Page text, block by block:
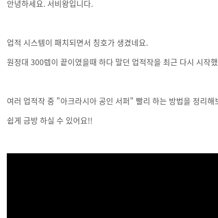
안녕하세요. 서비왕입니다.
업적 시스템이 패치되면서 칭호가 생겼네요.
원정대 300렙이 끝이였을때 하다 말던 업적작을 최근 다시 시작
여러 업적작 중 "아크라시아 공인 서퍼" 빨리 하는 방법을 정리해
쉽게 금방 하실 수 있어요!!